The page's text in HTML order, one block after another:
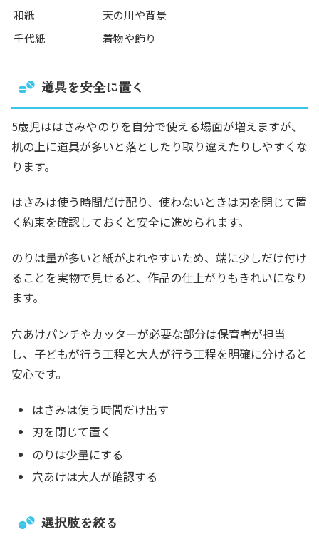
和紙
天の川や背景
千代紙
着物や飾り
道具を安全に置く
5歳児ははさみやのりを自分で使える場面が増えますが、
机の上に道具が多いと落としたり取り違えたりしやすくな
ります。
はさみは使う時間だけ配り、使わないときは刃を閉じて置
く約束を確認しておくと安全に進められます。
のりは量が多いと紙がよれやすいため、端に少しだけ付け
ることを実物で見せると、作品の仕上がりもきれいになり
ます。
穴あけパンチやカッターが必要な部分は保育者が担当
し、子どもが行う工程と大人が行う工程を明確に分けると
安心です。
はさみは使う時間だけ出す
刃を閉じて置く
のりは少量にする
穴あけは大人が確認する
選択肢を絞る